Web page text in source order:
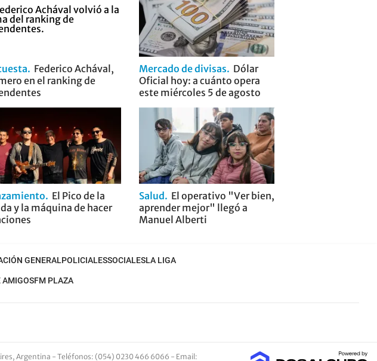
Federico Achával,
en el ranking de
Mercado de divisas
Dólar
Oficial hoy: a cuánto opera
este miércoles 5 de agosto
El Pico de la
y la máquina de hacer
Salud
El operativo "Ver bien,
aprender mejor" llegó a
Manuel Alberti
GENERALPOLICIALESSOCIALESLA LIGA
AMIGOSFM PLAZA
Argentina - Teléfonos: (054) 0230 466 6066 - Email: